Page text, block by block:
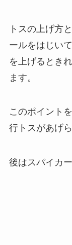
トスの上げ方
ールをはじい
を上げるとき
ます。
このポイント
行トスがあげら
後はスパイカ